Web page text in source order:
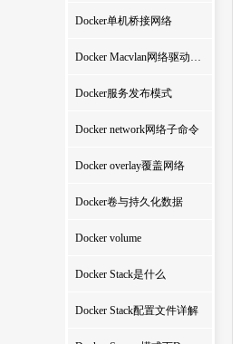
Docker单机桥接网络
Docker Macvlan网络驱动使用详解
Docker服务发布模式
Docker network网络子命令
Docker overlay覆盖网络
Docker卷与持久化数据
Docker volume
Docker Stack是什么
Docker Stack配置文件详解